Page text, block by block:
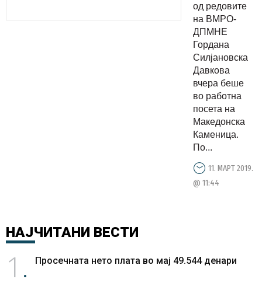
што
нивниот
град ќе
остане
туку и
е силна
како
камен
од редовите
на ВМРО-
ДПМНЕ
Гордана
Силјановска
Давкова
вчера беше
во работна
посета на
Македонска
Каменица.
По...
11. МАРТ 2019.
@ 11:44
НАЈЧИТАНИ ВЕСТИ
1 Просечната нето плата во мај 49.544 денари